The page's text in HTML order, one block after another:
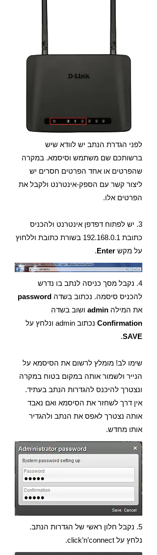
לפני הגדרת הנתב יש לוודא שיש
ברשותכם שם משתמש וסיסמא. במקרה
שהפרטים או אחד הפרטים חסרים יש
ליצור קשר עם הספק-אינטרנט ולקבל את
הפרטים אלו.
3. יש לפתוח דפדפן אינטרנט ולהכניס
כתובת 192.168.0.1 בשורת כתובת וללחוץ
על מקשEnter
.
4. נקבל מסך כניסה לנתב בו נדרש
להכניס סיסמה. נכתוב בשדהpassword
את המילהadmin ושוב בשדה
Confirmation נכתוב admin ונלחץ על
SAVE
.
שימו לב! מומלץ לרשום את הסיסמא על
הנייר ולשמור אותה במקום בטוח במקרה
ונצטרך להיכנס להגדרות הנתב בעתיד.
אין דרך לשחזר את הסיסמא ואם נאבד
אותה נצטרך לאפס את הנתב ולהגדיר
אותו מחדש.
5. נקבל חלון ראשי של הגדרות הנתב.
נלחץ על click’n’connect.